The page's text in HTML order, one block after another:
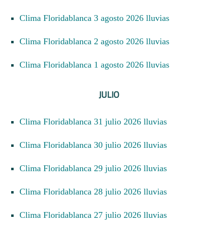
Clima Floridablanca 3 agosto 2026 lluvias
Clima Floridablanca 2 agosto 2026 lluvias
Clima Floridablanca 1 agosto 2026 lluvias
JULIO
Clima Floridablanca 31 julio 2026 lluvias
Clima Floridablanca 30 julio 2026 lluvias
Clima Floridablanca 29 julio 2026 lluvias
Clima Floridablanca 28 julio 2026 lluvias
Clima Floridablanca 27 julio 2026 lluvias